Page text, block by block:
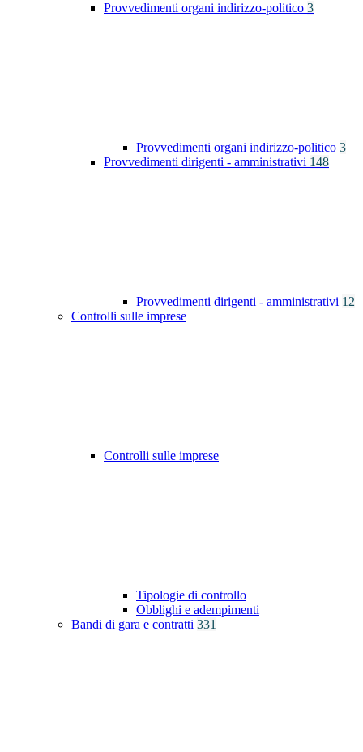
Provvedimenti organi indirizzo-politico 3
Provvedimenti organi indirizzo-politico 3
Provvedimenti dirigenti - amministrativi 148
Provvedimenti dirigenti - amministrativi 12
Controlli sulle imprese
Controlli sulle imprese
Tipologie di controllo
Obblighi e adempimenti
Bandi di gara e contratti 331